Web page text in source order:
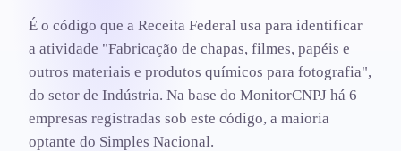
É o código que a Receita Federal usa para identificar
a atividade "Fabricação de chapas, filmes, papéis e
outros materiais e produtos químicos para fotografia",
do setor de Indústria. Na base do MonitorCNPJ há 6
empresas registradas sob este código, a maioria
optante do Simples Nacional.